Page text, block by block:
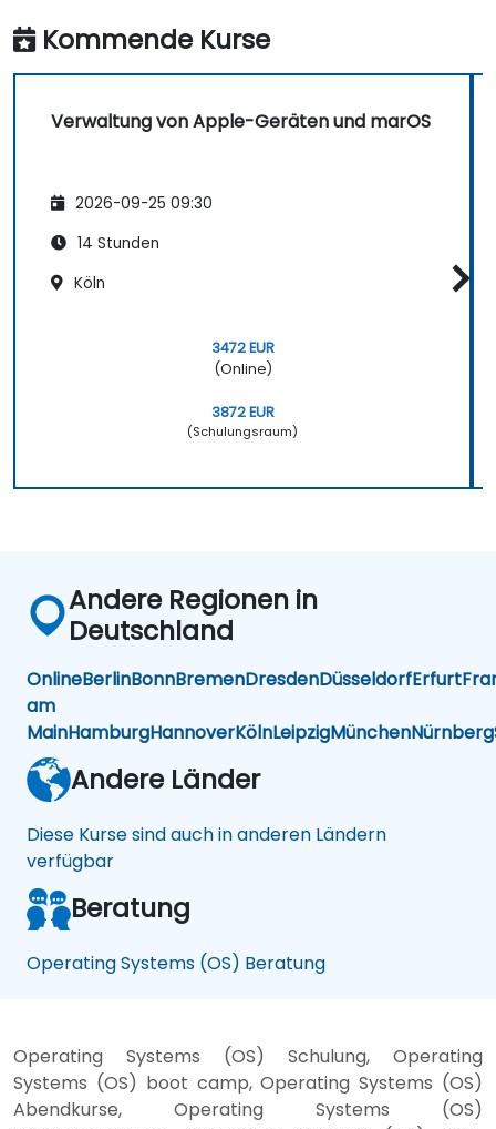
Kommende Kurse
Verwaltung von Apple-Geräten und marOS
2026-09-25 09:30
14 Stunden
Köln
3472 EUR
(Online)
3872 EUR
(Schulungsraum)
Andere Regionen in
Deutschland
OnlineBerlinBonnBremenDresdenDüsseldorfErfurt
am
MainHamburgHannoverKölnLeipzigMünchenNürnberg
Andere Länder
Diese Kurse sind auch in anderen Ländern
verfügbar
Beratung
Operating Systems (OS) Beratung
Operating Systems (OS) Schulung, Operating
Systems (OS) boot camp, Operating Systems (OS)
Abendkurse, Operating Systems (OS)